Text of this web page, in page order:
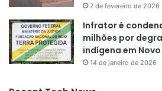
7 de fevereiro de 2026
Infrator é
milhões por
indígena em
14 de janeiro de 2026